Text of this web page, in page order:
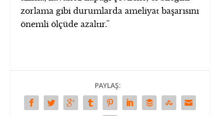
zorlama gibi durumlarda ameliyat başarısını
önemli ölçüde azaltır.”
PAYLAŞ: